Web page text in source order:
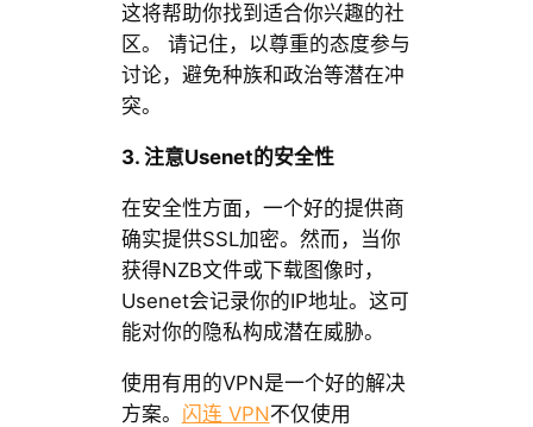
这将帮助你找到适合你兴趣的社
区。 请记住，以尊重的态度参与
讨论，避免种族和政治等潜在冲
突。
3. 注意Usenet的安全性
在安全性方面，一个好的提供商
确实提供SSL加密。然而，当你
获得NZB文件或下载图像时，
Usenet会记录你的IP地址。这可
能对你的隐私构成潜在威胁。
使用有用的VPN是一个好的解决
方案。 闪连 VPN不仅使用